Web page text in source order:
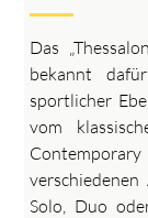
Das
bekannt
sportlicher
vom
Solo, Duo